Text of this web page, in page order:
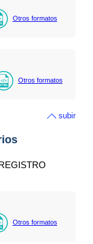
Otros formatos
Otros formatos
subir
Otros formatos